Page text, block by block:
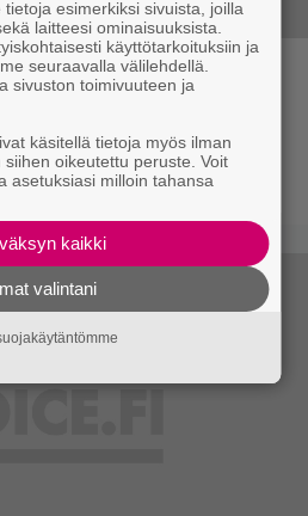
neuvoo
selviämään
esimerkiksi sivuista, joilla
laitteesi ominaisuuksista.
käyttötarkoituksiin ja
seuraavalla välilehdellä.
sivuston toimivuuteen ja
käsitellä tietoja myös ilman
oikeutettu peruste. Voit
asetuksiasi milloin tahansa
kaikki
valintani